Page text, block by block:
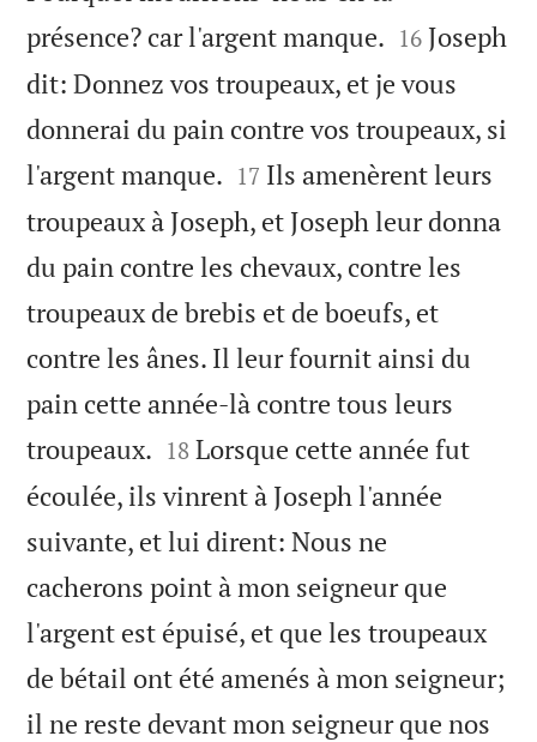
présence? car l'argent manque. 

16 Joseph
dit: Donnez vos troupeaux, et je vous
donnerai du pain contre vos troupeaux, si
l'argent manque. 

17 Ils amenèrent leurs
troupeaux à Joseph, et Joseph leur donna
du pain contre les chevaux, contre les
troupeaux de brebis et de boeufs, et
contre les ânes. Il leur fournit ainsi du
pain cette année-là contre tous leurs
troupeaux. 

18 Lorsque cette année fut
écoulée, ils vinrent à Joseph l'année
suivante, et lui dirent: Nous ne
cacherons point à mon seigneur que
l'argent est épuisé, et que les troupeaux
de bétail ont été amenés à mon seigneur;
il ne reste devant mon seigneur que nos